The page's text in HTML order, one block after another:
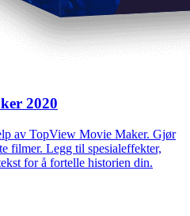
2020
av TopView Movie Maker. Gjør
filmer. Legg til spesialeffekter,
for å fortelle historien din.